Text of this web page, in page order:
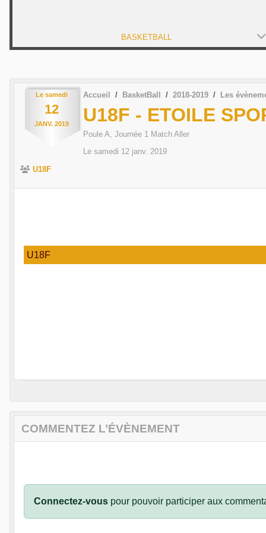
BASKETBALL
Le samedi
12
JANV. 2019
Accueil BasketBall 2018-2019 Les
U18F - ETOILE
Poule A, Journée 1 Match Aller
Le samedi 12 janv. 2019
U18F
U18F
COMMENTEZ L’ÉVÈNEMENT
Connectez-vous pour pouvoir participer aux